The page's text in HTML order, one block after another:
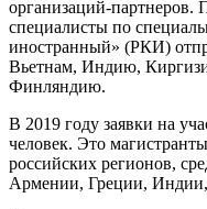
организаций-партнеров.
специалисты по
иностранный» (РКИ)
Вьетнам, Индию,
Финляндию.
В 2019 году заявки на
человек. Это
российских регионов,
Армении, Греции, Индии,